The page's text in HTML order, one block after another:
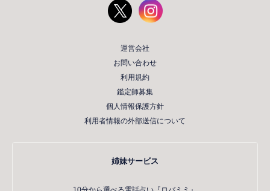
運営会社
お問い合わせ
利用規約
鑑定師募集
個人情報保護方針
利用者情報の外部送信について
姉妹サービス